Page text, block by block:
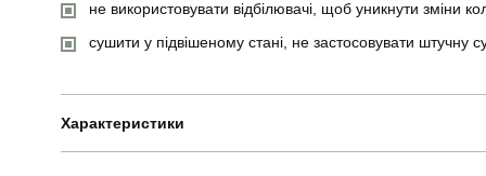
не використовувати відбілювачі, щоб уникнути зміни
сушити у підвішеному стані, не застосовувати штучну
Характеристики